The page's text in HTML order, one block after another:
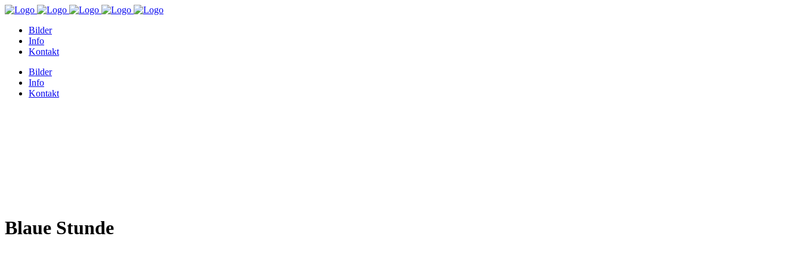
Bilder
Info
Kontakt
Bilder
Info
Kontakt
Blaue Stunde